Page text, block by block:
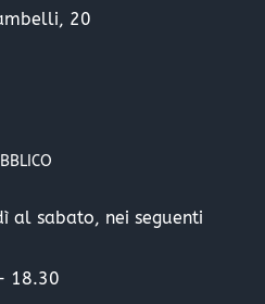
20
al sabato, nei seguenti
18.30